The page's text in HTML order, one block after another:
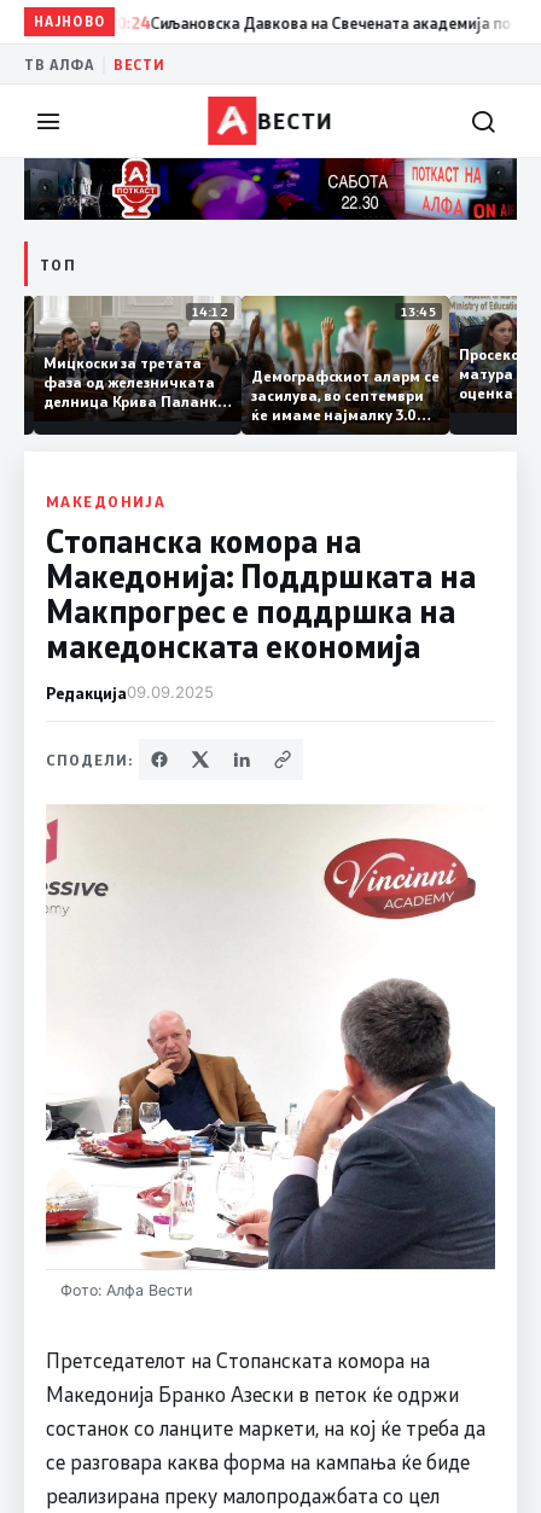
НАЈНОВО
20:24 Сиљановска Давкова на Свечената академија по повод
ТВ АЛФА ВЕСТИ
ВЕСТИ
ТОП
15:20
Во
14:12
Мицкоски за третата
фаза од железничката
делница Крива Паланка
– Деве Баир: Проектот
нема да заврши на
целина
13:45
Демографскиот аларм се
засилува, во септември
ќе имаме најмалку 3.000
првачиња помалку
матура
оценка
МАКЕДОНИЈА
Стопанска комора на
Македонија: Поддршката на
Макпрогрес е поддршка на
македонската економија
Редакција09.09.2025
СПОДЕЛИ:
Фото: Алфа Вести
Претседателот на Стопанската комора на
Македонија Бранко Азески в петок ќе одржи
состанок со ланците маркети, на кој ќе треба да
се разговара каква форма на кампања ќе биде
реализирана преку малопродажбата со цел